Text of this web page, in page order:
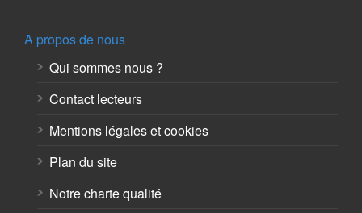
A propos de nous
Qui sommes nous ?
Contact lecteurs
Mentions légales et cookies
Plan du site
Notre charte qualité